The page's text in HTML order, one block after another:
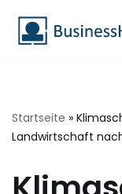
Zum
Startseite »
Landwirtschaft